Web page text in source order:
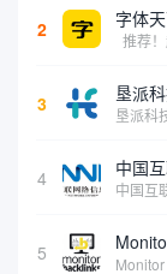
2 字体
推荐
3 垦派
4 中国
5